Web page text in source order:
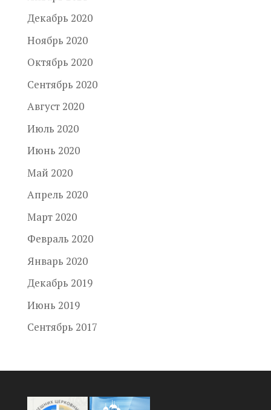
Декабрь 2020
Ноябрь 2020
Октябрь 2020
Сентябрь 2020
Август 2020
Июль 2020
Июнь 2020
Май 2020
Апрель 2020
Март 2020
Февраль 2020
Январь 2020
Декабрь 2019
Июнь 2019
Сентябрь 2017